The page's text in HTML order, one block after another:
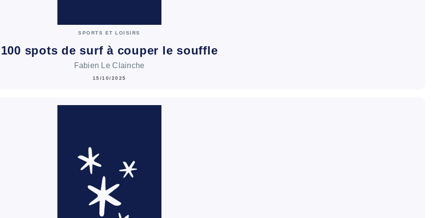
SPORTS ET LOISIRS
100 spots de surf à couper le souffle
Fabien Le Clainche
15/10/2025